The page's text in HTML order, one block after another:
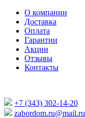
О компании
Доставка
Оплата
Гарантии
Акции
Отзывы
Контакты
+7 (343) 302-14-20
zabordom.ru@mail.ru